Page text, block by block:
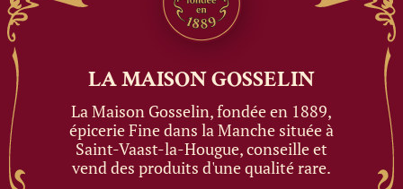
LA MAISONGOSSELIN
La Maison Gosselin, fondée en 1889,
épicerie Fine dans la Manche située à
Saint-Vaast-la-Hougue, conseille et
vend des produits d'une qualité rare.